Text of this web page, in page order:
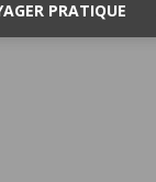
PRATIQUE